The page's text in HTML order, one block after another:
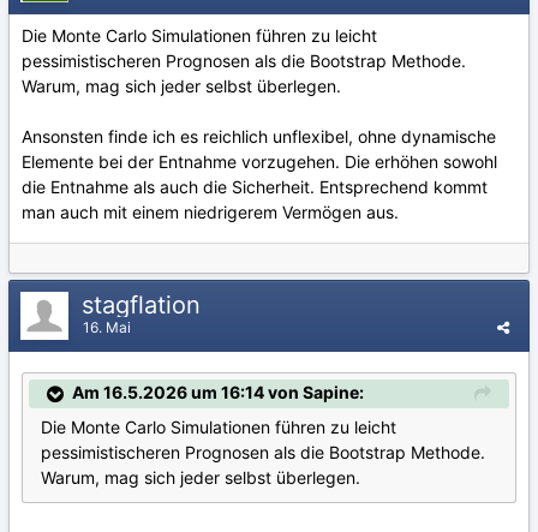
Die Monte Carlo Simulationen führen zu leicht
pessimistischeren Prognosen als die Bootstrap Methode.
Warum, mag sich jeder selbst überlegen.
Ansonsten finde ich es reichlich unflexibel, ohne dynamische
Elemente bei der Entnahme vorzugehen. Die erhöhen sowohl
die Entnahme als auch die Sicherheit. Entsprechend kommt
man auch mit einem niedrigerem Vermögen aus.
stagflation
16. Mai
Am 16.5.2026 um 16:14 von Sapine:
Die Monte Carlo Simulationen führen zu leicht
pessimistischeren Prognosen als die Bootstrap Methode.
Warum, mag sich jeder selbst überlegen.